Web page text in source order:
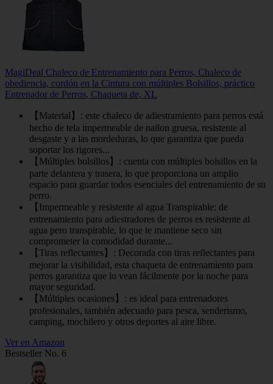
MagiDeal Chaleco de Entrenamiento para Perros, Chaleco de
obediencia, cordón en la Cintura con múltiples Bolsillos, práctico
Entrenador de Perros, Chaqueta de, XL
【Material】: este chaleco de adiestramiento para perros está
hecho de tela impermeable de nailon gruesa, resistente al
desgaste y a las mordeduras, lo que garantiza que pueda
soportar los rigores...
【Múltiples bolsillos】: cuenta con múltiples bolsillos en la
parte delantera y trasera, lo que proporciona un amplio
espacio para guardar todos esenciales del entrenamiento de su
perro.
【Impermeable y resistente al agua Transpirable: de
entrenamiento para adiestradores de perros es resistente al
agua pero transpirable, lo que te mantiene seco sin
comprometer la comodidad durante...
【Tiras reflectantes】: Decorada con tiras reflectantes para
mejorar la visibilidad, esta chaqueta de entrenamiento para
perros garantiza que lo vean fácilmente por la noche para
mayor seguridad.
【Múltiples ocasiones】: es ideal para entrenadores
profesionales, también adecuado para pesca, senderismo,
camping, mochilero y otros deportes al aire libre.
Ver en Amazon
Bestseller No. 6